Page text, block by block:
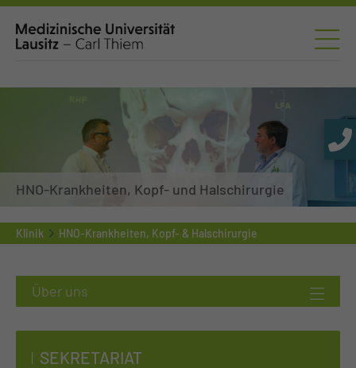
HNO-Krankheiten, Kopf- und Halschirurgie
Klinik HNO-Krankheiten, Kopf- & Halschirurgie
SEKRETARIAT